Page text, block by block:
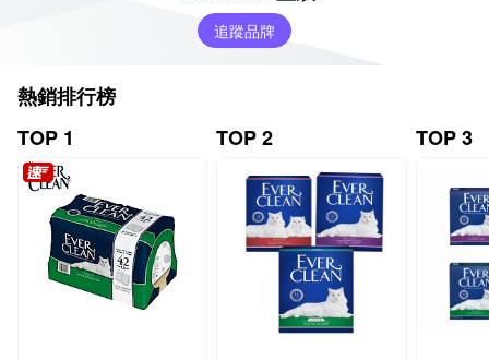
追蹤品牌
熱銷排行榜
TOP 1
TOP 2 TOP 3